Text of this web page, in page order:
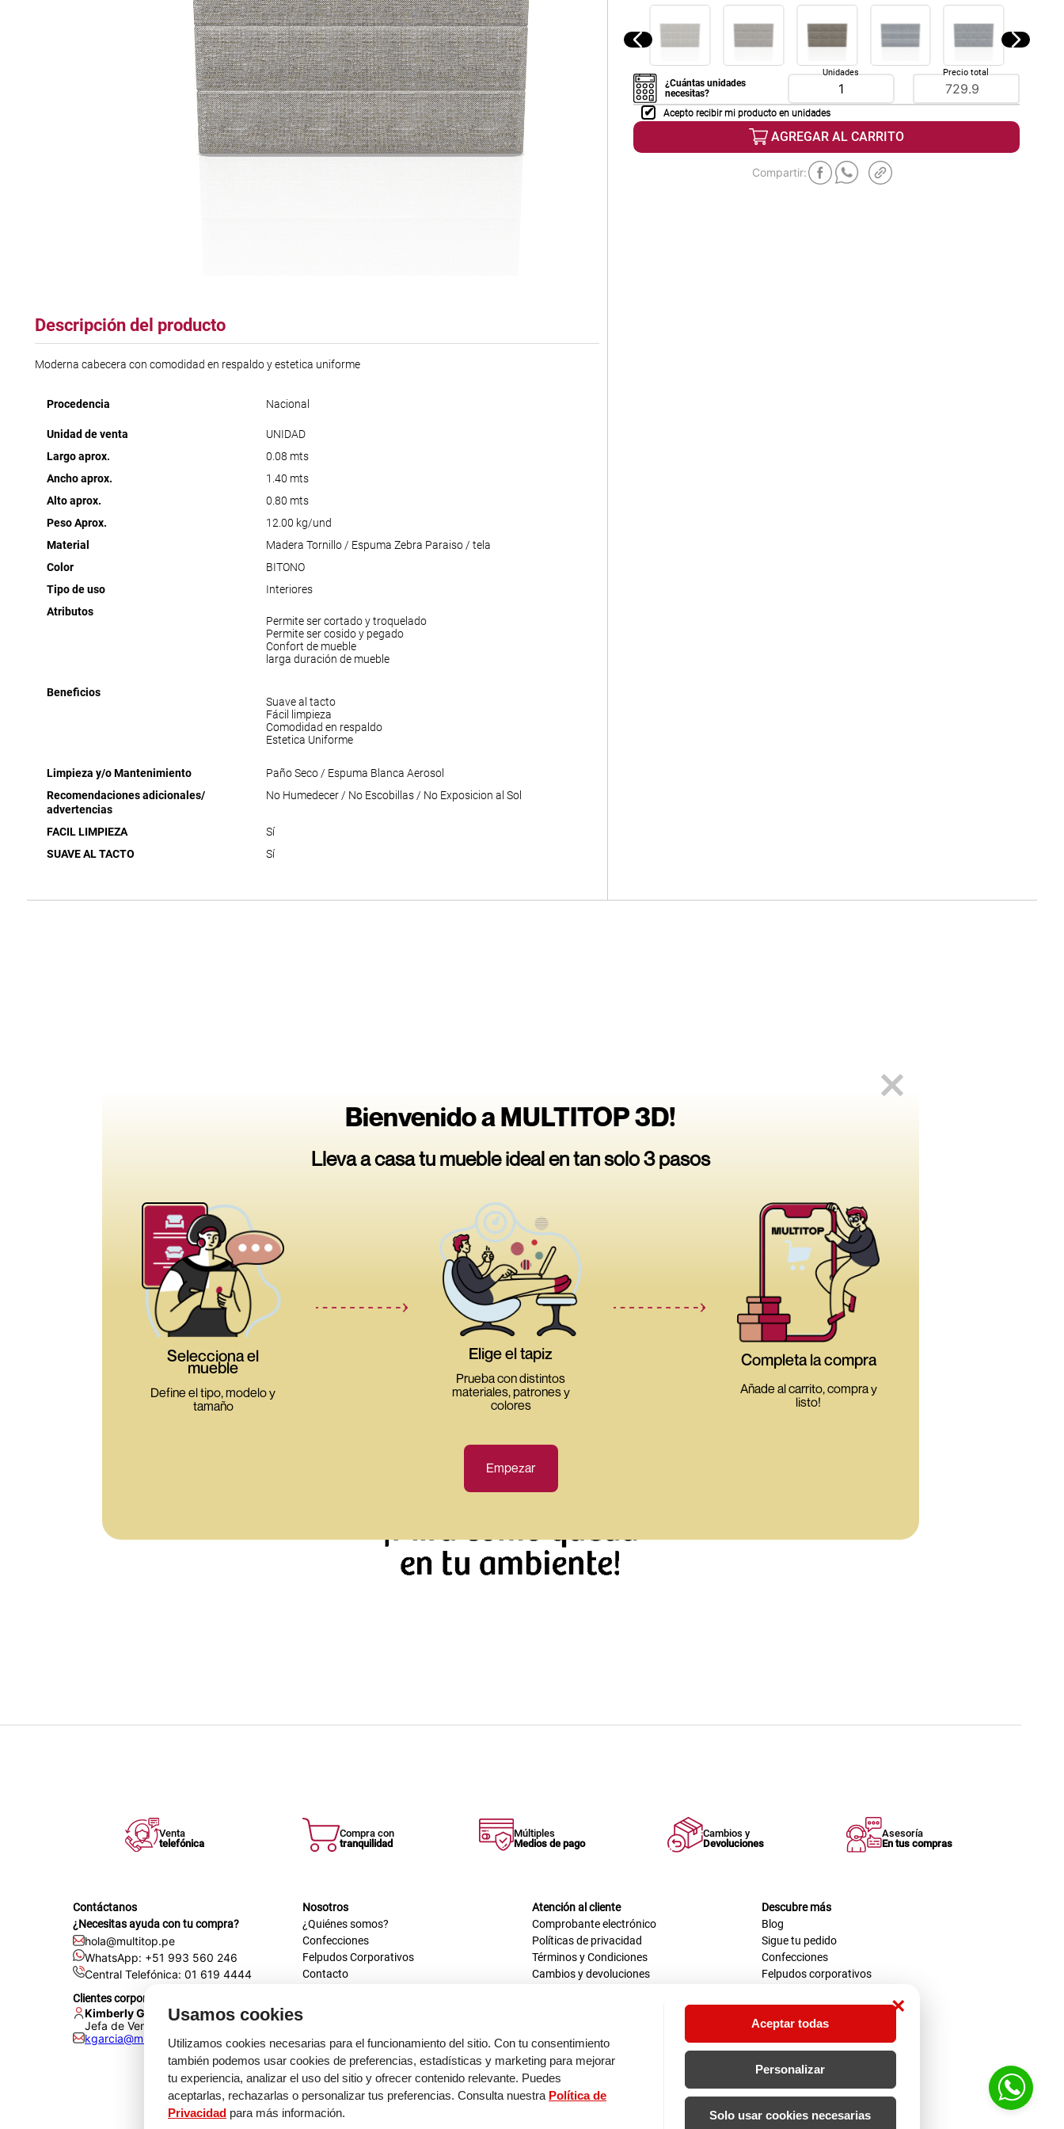
×
Usamos cookies
Utilizamos cookies necesarias para el funcionamiento del sitio. Con tu consentimiento
también podemos usar cookies de preferencias, estadísticas y marketing para mejorar
tu experiencia, analizar el uso del sitio y ofrecer contenido relevante. Puedes
aceptarlas, rechazarlas o personalizar tus preferencias. Consulta nuestra Política de
Privacidad para más información.
Aceptar todas
Personalizar
Solo usar cookies necesarias
Descripción del producto
Moderna cabecera con comodidad en respaldo y estetica uniforme
Procedencia Nacional
Unidad de venta
UNIDAD
Largo aprox.
0.08 mts
Ancho aprox.
1.40 mts
Alto aprox.
0.80 mts
Peso Aprox.
12.00 kg/und
Material
Madera Tornillo / Espuma Zebra Paraiso / tela
Color
BITONO
Tipo de uso
Interiores
Atributos
Permite ser cortado y troquelado
Permite ser cosido y pegado
Confort de mueble
larga duración de mueble
Beneficios
Suave al tacto
Fácil limpieza
Comodidad en respaldo
Estetica Uniforme
Limpieza y/o Mantenimiento
Paño Seco / Espuma Blanca Aerosol
Recomendaciones adicionales/
advertencias
No Humedecer / No Escobillas / No Exposicion al Sol
FACIL LIMPIEZA
Sí
SUAVE AL TACTO
Sí
¿Cuántas unidades
necesitas?
Unidades Precio total
Acepto recibir mi producto en unidades
AGREGAR AL CARRITO
Venta
telefónica
Compra con
tranquilidad
Múltiples
Medios de pago
Cambios y
Devoluciones
Asesoría
En tus compras
Contáctanos
¿Necesitas ayuda con tu compra?
hola@multitop.pe
WhatsApp: +51 993 560 246
Central Telefónica: 01 619 4444
Clientes corporativos
Kimberly Garcia
Jefa de Ventas Empresas
kgarcia@multitop.pe
Nosotros
¿Quiénes somos?
Confecciones
Felpudos Corporativos
Contacto
Tienda física
Av. Iquitos 670 - 699, La Victoria
L-S: 8:00 a.m. - 6:30 p.m.
Feriados: 9:00 a.m. - 5:00 p.m.
Atención al cliente
Comprobante electrónico
Políticas de privacidad
Términos y Condiciones
Cambios y devoluciones
Descubre más
Blog
Sigue tu pedido
Confecciones
Felpudos corporativos
tapete